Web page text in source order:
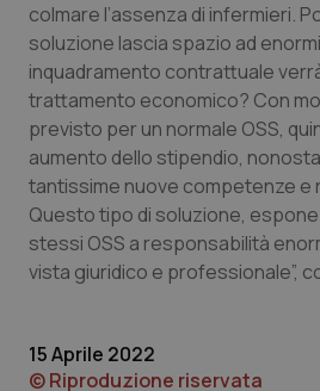
Provincia Autonoma di
Puglia
Sardegna
Sicilia
Toscana
Ipertensione &
Malattie rare
Malattia di Crohn &
Neuroscienze &
Obesità
colmare l’assenza di infermieri.
soluzione lascia spazio ad
inquadramento contrattuale
trattamento economico? Con
previsto per un normale OSS,
aumento dello stipendio,
tantissime nuove competenze e
Questo tipo di soluzione,
stessi OSS a responsabilità
vista giuridico e professionale”,
15 Aprile 2022
© Riproduzione riservata